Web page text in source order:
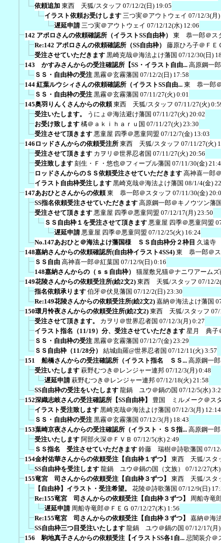
依頼追加 東西 天狐/スタッフ 07/12/2(日) 19:05
イラスト依頼お受けします 三つ実＠アウトウェイ 07/12/3(月
遅延申請 三つ実＠アウトウェイ 07/12/12(水) 12:06
142 アポロさんの依頼確認所（イラストSS自由枠）
東 恭一郎＠ス
Re:142 アポロさんの依頼確認所（SS自由枠）
藤原ひろ子＠ＦＥ
受注させていただきます 黒崎克哉＠海法よけ藩国 07/12/30(日)
143 かすみさんからの受注確認所【SS・イラスト自由... 高原鋼一
ＳＳ・自由枠の受注 黒霧＠玄霧藩国 07/12/2(日) 17:58
144 紅葉ルウシィさんの依頼確認所（イラストSS自由... 東 恭一郎
ＳＳ・自由枠の受注 黒霧＠玄霧藩国 07/11/27(火) 0:01
145奥羽りんくさんからの依頼 東西 天狐/スタッフ 07/11/27(火)
受注いたします。
うにょ＠海法避け藩国 07/11/27(火) 20:02
お受け致します 橘＠ａｋｉｈａｒｕ国 07/11/27(火) 23:30
受注させて頂きます 悪童屋 四季＠悪童同盟 07/12/7(金) 13:03
146ロッドさんからの依頼受注所 東西 天狐/スタッフ 07/11/27(火)
受注させて頂きます カヲリ＠世界忍者国 07/11/27(火) 20:56
受注致します 刻生・Ｆ・悠也＠フィーブル藩国 07/11/30(金)
ロッドさんからのＳＳ依頼受注させていただきます 高神喜一郎
イラスト自由枠受注します 黒崎克哉＠海法よけ藩国 08/1/4(金)
147あおひとさんからの依頼 東 恭一郎＠スタッフ 07/11/30(金)
SS指名依頼受注させていただきます 高原鋼一郎＠キノウツン藩
受注させて頂きます 悪童屋 四季＠悪童同盟 07/12/17(月) 23:50
ＳＳ自由枠１を受注させて頂きます 悪童屋 四季＠悪童同盟
遅延申請 悪童屋 四季＠悪童同盟 07/12/25(火) 16:24
No.147あおひと＠海法よけ藩国様 ＳＳ自由枠分２枠目 久遠寺
148嘉納さんからの依頼確認所(自由枠イラスト4SS4) 東 恭一郎＠
ＳＳ自由 高神喜一郎＠紅葉国 07/12/9(日) 0:16
148嘉納さんからの（ｓｓ自由枠）
猫屋敷兄猫＠ナニワアームズ
149花陵さんからの依頼受注所(絵2文2) 東西 天狐/スタッフ 07/12/
指名依頼承ります 伯牙＠伏見藩国 07/12/2(日) 23:30
Re:149花陵さんからの依頼受注所(絵2文2) 嘉納＠海法よけ藩国
150環月怜夜さんからの依頼受注所(絵2文2) 東西 天狐/スタッフ
受注させて頂きます。
カヲリ＠世界忍者国 07/12/3(月) 0:27
イラスト指名（11/19）分、受注させていただきます 星月 典子
ＳＳ・自由枠の受注 黒霧＠玄霧藩国 07/12/7(金) 23:29
ＳＳ自由枠（11/28分）
結城由羅@世界忍者国 07/12/11(火) 3:57
151 船橋さんからの受注確認所（イラスト指名 ＳＳ... 高原鋼一
受注いたします 萩野むつき＠レンジャー連邦 07/12/3(月) 0:48
遅延申請 萩野むつき＠レンジャー連邦 07/12/18(火) 21:58
SS自由枠の受注をいたします 龍鍋 ユウ＠鍋の国 07/12/5(水)
152深織志岐さんの受注確認所【SS自由枠】
豊国 ミルメーク＠ス
イラスト受注致します 黒崎克哉＠海法よけ藩国 07/12/3(月) 12:14
ＳＳ・自由枠の受注 黒霧＠玄霧藩国 07/12/3(月) 18:43
153葉崎京夜さんからの受注確認所（イラスト・ＳＳ指... 高原鋼一
受注いたします 阿部火深＠ＦＶＢ 07/12/5(水) 2:49
ＳＳ指名 受注させていただきます 鈴藤 瑞樹＠詩歌藩国 07/
154金村佑華さんからの依頼受注【自由枠１ずつ】
東西 天狐/スタ
SS自由枠を受注します 龍鍋 ユウ＠鍋の国（文族）
07/12/27(木
155竜宮 司さんからの依頼受注【自由枠３ずつ】
東西 天狐/スタ
【自由枠】イラスト・受注希望。
花陵＠詩歌藩国 07/12/9(日)
Re:155竜宮 司さんからの依頼受注【自由枠３ずつ】
周船寺竜
遅延申請 周船寺竜郎＠ＦＥＧ 07/12/27(木) 1:56
Re:155竜宮 司さんからの依頼受注【自由枠３ずつ】
嘉納＠海
SS自由枠三つ目受注いたします 龍鍋 ユウ＠鍋の国 07/12/17(月
156 駒地真子さんからの依頼受注【イラストSS各1自... 忌闇装介＠